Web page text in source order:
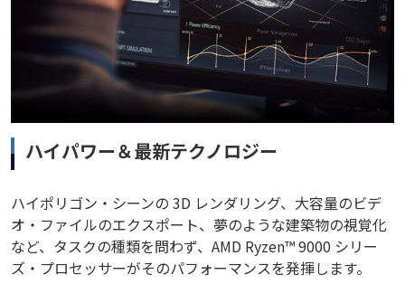
ハイパワー＆最新テクノロジー
ハイポリゴン・シーンの 3D レンダリング、大容量のビデ
オ・ファイルのエクスポート、夢のような建築物の視覚化
など、タスクの種類を問わず、AMD Ryzen™ 9000 シリー
ズ・プロセッサーがそのパフォーマンスを発揮します。